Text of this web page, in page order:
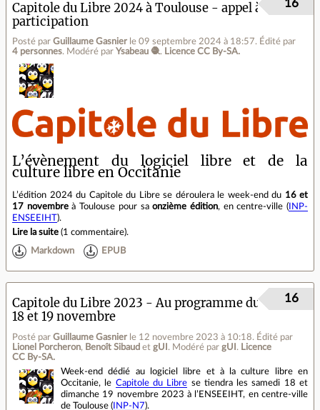
Capitole du Libre 2024 à Toulouse - appel à
participation
Posté par Guillaume Gasnier le 09 septembre 2024 à 18:57. Édité par
4 personnes. Modéré par Ysabeau 🧶. Licence CC By‑SA.
16
L’évènement du logiciel libre et de la
culture libre en Occitanie
L’édition 2024 du Capitole du Libre se déroulera le week-end du 16 et
17 novembreà Toulouse pour saonzième édition, en centre‐ville ( INP-
ENSEEIHT).
Lire la suite (1 commentaire).
Markdown EPUB
Capitole du Libre 2023 - Au programme du
18 et 19 novembre
Posté par Guillaume Gasnier le 12 novembre 2023 à 10:18. Édité par
Lionel Porcheron, Benoît Sibaud et gUI . Modéré par gUI . Licence
CC By‑SA.
16
Week-end dédié au logiciel libre et à la culture libre en
Occitanie, le Capitole du Libre se tiendra les samedi 18 et
dimanche 19 novembre 2023 à l’ENSEEIHT, en centre‐ville
de Toulouse ( INP-N7).